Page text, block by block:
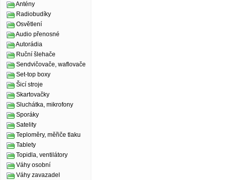
Antény
Radiobudíky
Osvětlení
Audio přenosné
Autorádia
Ruční šlehače
Sendvičovače, waflovače
Set-top boxy
Šicí stroje
Skartovačky
Sluchátka, mikrofony
Sporáky
Satelity
Teploměry, měřiče tlaku
Tablety
Topidla, ventilátory
Váhy osobní
Váhy zavazadel